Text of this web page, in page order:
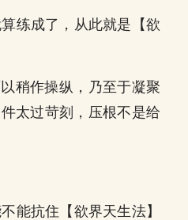
练成了，从此就是【欲
稍作操纵，乃至于凝聚
太过苛刻，压根不是给
能抗住【欲界天生法】